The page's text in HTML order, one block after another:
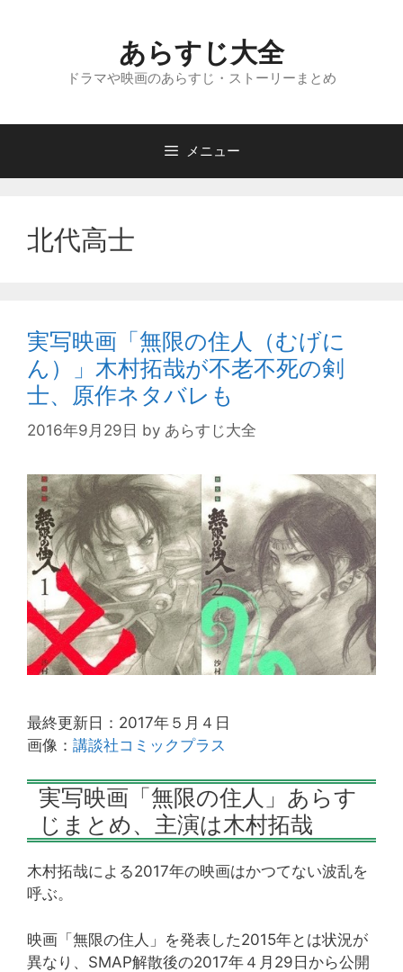
へ
あらすじ大全
ドラマや映画のあらすじ・ストーリーまとめ
メニュー
北代高士
実写映画「無限の住人（むげに
ん）」木村拓哉が不老不死の剣
士、原作ネタバレも
2016年9月29日 by あらすじ大全
最終更新日：2017年５月４日
画像： 講談社コミックプラス
実写映画「無限の住人」あらす
じまとめ、主演は木村拓哉
木村拓哉による2017年の映画はかつてない波乱を
呼ぶ。
映画「無限の住人」を発表した2015年とは状況が
異なり、SMAP解散後の2017年４月29日から公開